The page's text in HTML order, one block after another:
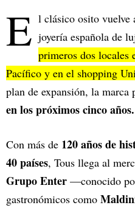
E l clásico osito vuelve
joyería española de
primeros dos locales
Pacífico y en el shopping
plan de expansión, la marca
en los próximos cinco años.
Con más de 120 años de
40 países, Tous llega al
Grupo Enter —conocido
gastronómicos como